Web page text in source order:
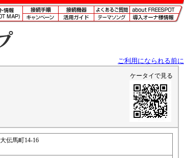
ご利用になられる前に
ケータイで見る
伝馬町14-16